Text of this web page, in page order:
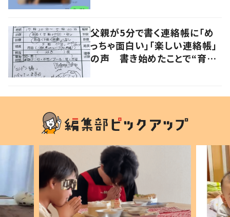
父親が5分で書く連絡帳に「め
っちゃ面白い」「楽しい連絡帳」
の声 書き始めたことで“育児